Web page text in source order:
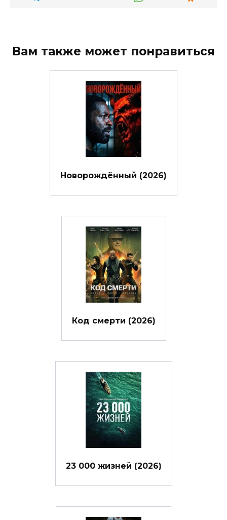
Вам также может понравиться
Новорождённый (2026)
Код смерти (2026)
23 000 жизней (2026)